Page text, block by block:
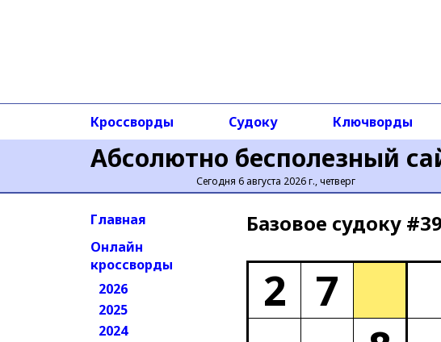
Абсолютно бесполезный
Сегодня 6 августа 2026 г., четверг
Кроссворды Судоку Ключворды
Главная
Онлайн
кроссворды
2026
2025
2024
Базовое cудоку
2 7